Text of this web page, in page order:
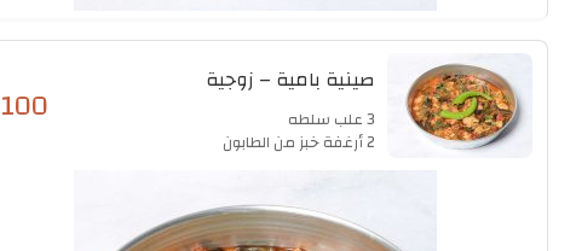
صينية بامية – زوجية
3 علب سلطه
2 أرغفة خبز من الطابون
100